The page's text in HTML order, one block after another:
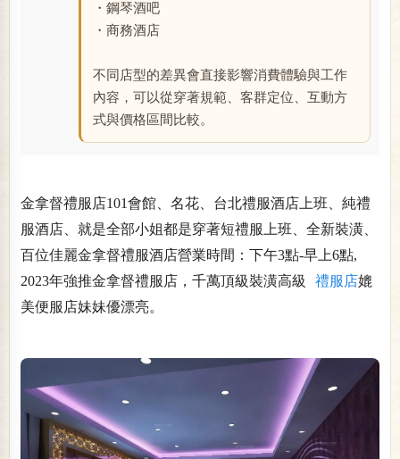
・鋼琴酒吧
・商務酒店
不同店型的差異會直接影響消費體驗與工作
內容，可以從穿著規範、客群定位、互動方
式與價格區間比較。
金拿督禮服店101會館、名花、台北禮服酒店上班、純禮
服酒店、就是全部小姐都是穿著短禮服上班、全新裝潢、
百位佳麗金拿督禮服酒店營業時間：下午3點-早上6點,
2023年強推金拿督禮服店，千萬頂級裝潢高級
禮服店媲
美便服店妹妹優漂亮。